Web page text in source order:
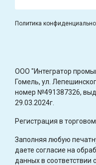
Политика
OOO "Интегратор
Гомель, ул.
номер №491387326,
29.03.2024г.
Регистрация в
Заполняя любую
даете согласие на
данных в соответствии